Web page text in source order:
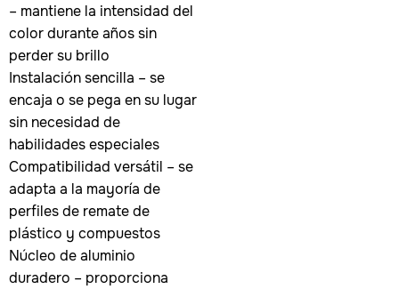
– mantiene la intensidad del
color durante años sin
perder su brillo
Instalación sencilla – se
encaja o se pega en su lugar
sin necesidad de
habilidades especiales
Compatibilidad versátil – se
adapta a la mayoría de
perfiles de remate de
plástico y compuestos
Núcleo de aluminio
duradero – proporciona